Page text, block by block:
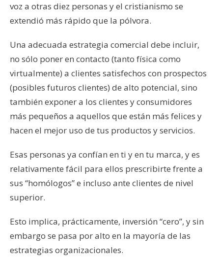
voz a otras diez personas y el cristianismo se
extendió más rápido que la pólvora.
Una adecuada estrategia comercial debe incluir,
no sólo poner en contacto (tanto física como
virtualmente) a clientes satisfechos con prospectos
(posibles futuros clientes) de alto potencial, sino
también exponer a los clientes y consumidores
más pequeños a aquellos que están más felices y
hacen el mejor uso de tus productos y servicios.
Esas personas ya confían en ti y en tu marca, y es
relativamente fácil para ellos prescribirte frente a
sus “homólogos” e incluso ante clientes de nivel
superior.
Esto implica, prácticamente, inversión “cero”, y sin
embargo se pasa por alto en la mayoría de las
estrategias organizacionales.